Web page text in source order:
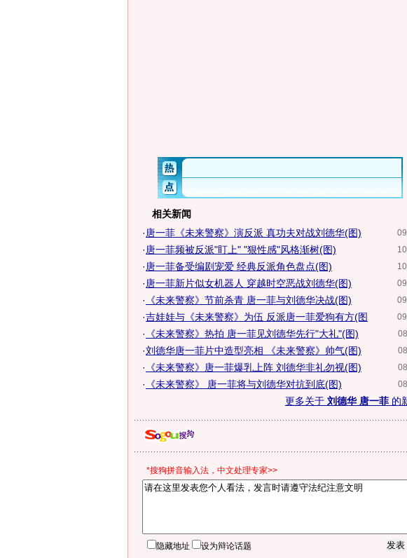
相关新闻
· 唐一菲《未来警察》演反派 真功夫对战刘德华(图)
· 唐一菲频被反派"盯上" "狠性感"风格渐树(图)
· 唐一菲备受编剧宠爱 经典反派角色盘点(图)
· 唐一菲新片似女机器人 穿越时空恶战刘德华(图)
· 《未来警察》节前杀青 唐一菲与刘德华决战(图)
·吉娃娃与《未来警察》为伍 反派唐一菲爱狗有方(图
· 《未来警察》热拍 唐一菲见刘德华先行"大礼"(图)
·刘德华唐一菲片中造型亮相 《未来警察》帅气(图)
· 《未来警察》唐一菲爆乳上阵 刘德华非礼勿视(图)
·
《未来警察》 唐一菲将与刘德华对抗到底(图)
更多关于 刘德华 唐一菲 的
*搜狗拼音输入法，中文处理专家>>
隐藏地址 设为辩论话题